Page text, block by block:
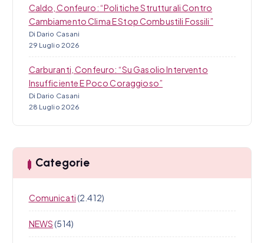
Caldo, Confeuro: “Politiche Strutturali Contro
Cambiamento Clima E Stop Combustili Fossili”
Di Dario Casani
29 Luglio 2026
Carburanti, Confeuro: “Su Gasolio Intervento
Insufficiente E Poco Coraggioso”
Di Dario Casani
28 Luglio 2026
Categorie
Comunicati(2.412)
NEWS(514)